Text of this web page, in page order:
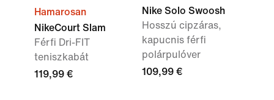
Hamarosan
NikeCourt Slam
Férfi Dri-FIT
teniszkabát
119,99 €
Nike Solo Swoosh
Hosszú cipzáras,
kapucnis férfi
polárpulóver
109,99 €